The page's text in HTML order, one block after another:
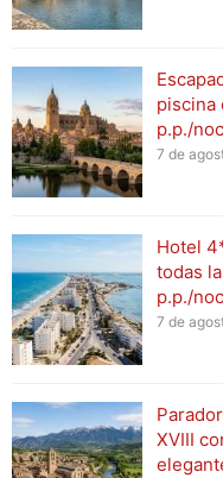
piscina
p.p./
7 de
Hotel
todas
p.p./
7 de
XVIII